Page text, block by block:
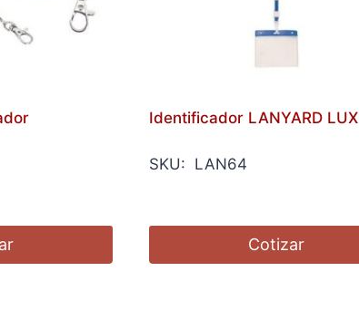
Identificador LANYARD LUX
SKU: LAN64
Cotizar